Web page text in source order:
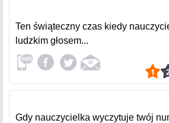
Ten świąteczny czas kiedy
ludzkim głosem...
Gdy nauczycielka wyczytuje twój